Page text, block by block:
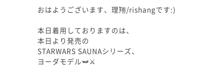
おはようございます、理翔/rishangです:)
本日着用しておりますのは、
本日より発売の
STARWARS SAUNAシリーズ、
ヨーダモデル🫛⚔️